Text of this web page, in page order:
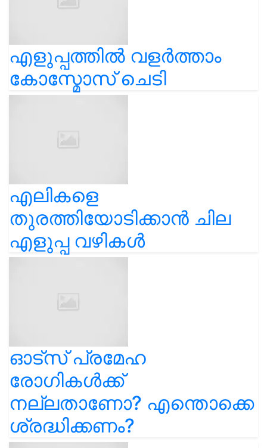
എളുപ്പത്തിൽ വളർത്താം
കോസ്മോസ് ചെടി
എലികളെ
തുരത്തിയോടിക്കാൻ ചില
എളുപ്പ വഴികൾ
ഓട്സ് പ്രമേഹ
രോഗികൾക്ക്
നല്ലതാണോ? എന്തൊക്കെ
ശ്രദ്ധിക്കണം?